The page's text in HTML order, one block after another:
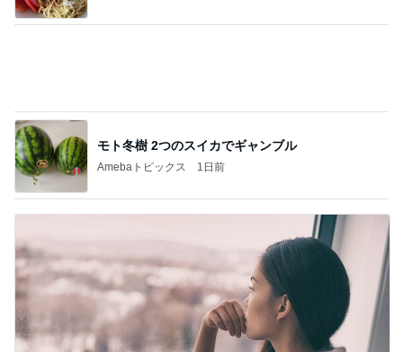
精神疾患の治療を受けられない現状
Amebaトピックス
記事を読む